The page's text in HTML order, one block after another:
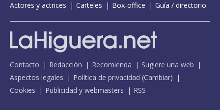
Actores y actrices
Carteles Box-office Guía / directorio
Contacto Redacción Recomienda
Sugiere una web
Aspectos legales
Política de privacidad (Cambiar)
Cookies
Publicidad y webmasters RSS